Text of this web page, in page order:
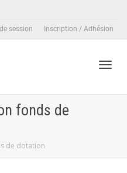
session Inscription / Adhésion
fonds de
de dotation